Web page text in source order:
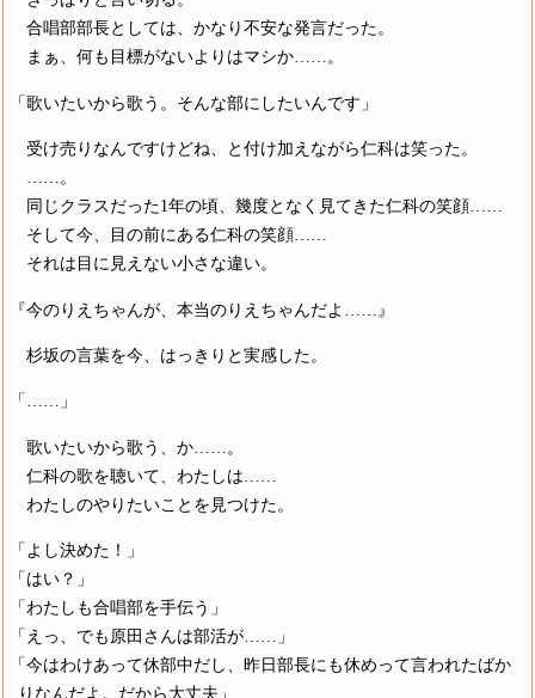
合唱部部長としては、かなり不安な発言だった。
まぁ、何も目標がないよりはマシか……。
「歌いたいから歌う。そんな部にしたいんです」
受け売りなんですけどね、と付け加えながら仁科は笑った。
……。
同じクラスだった1年の頃、幾度となく見てきた仁科の笑顔……
そして今、目の前にある仁科の笑顔……
それは目に見えない小さな違い。
『今のりえちゃんが、本当のりえちゃんだよ……』
杉坂の言葉を今、はっきりと実感した。
「……」
歌いたいから歌う、か……。
仁科の歌を聴いて、わたしは……
わたしのやりたいことを見つけた。
「よし決めた！」
「はい？」
「わたしも合唱部を手伝う」
「えっ、でも原田さんは部活が……」
「今はわけあって休部中だし、昨日部長にも休めって言われたばか
りなんだよ。だから大丈夫」